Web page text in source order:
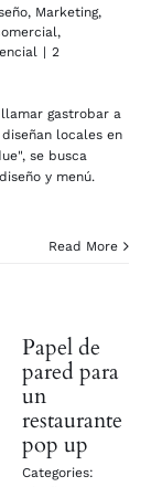
, Marketing,
,
| 2
gastrobar a
locales en
se busca
y menú.
Read More
Papel de
pared para
un
restaurante
pop up
Categories: